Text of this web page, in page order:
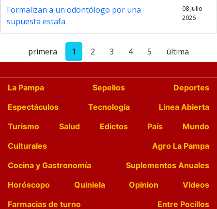
Formalizan a un odontólogo por una
supuesta estafa
08 Julio
2026
primera 1 2 3 4 5 última
La Pampa Sepelios
Deportes
Espectáculos
Tecnología
Linea Abierta
Turismo
Salud Edictos País
Mundo
Culturales
Agro La Pampa
Cocina y Gastronomía
Suplementos Anuales
Horóscopo
Quiniela Opinion
Videos
Farmacias de turno
Entre Pocillos